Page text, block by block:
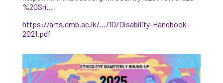
%20Sri…
https://arts.cmb.ac.lk/…/10/Disability-Handbook-
2021.pdf